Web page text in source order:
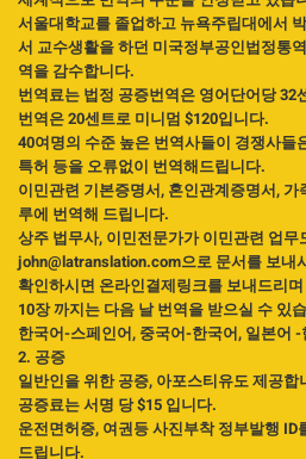
서울대학교를 졸업하고 뉴욕주립대에서
서 교수생활을 하던 미국정부공인법정통
역을 감수합니다.
번역료는 법정 공증번역은 영어단어당 32
번역은 20센트로 미니멈 $120입니다.
40여명의 수준 높은 번역사들이 경쟁사들
특허 등을 오류없이 번역해드립니다.
이민관련 기본증명서, 혼인관계증명서,
루에 번역해 드립니다.
상주 법무사, 이민전문가가 이민관련 업무
john@latranslation.com으로 문서를 보내
확인하시면 온라인결제링크를 보내드리
10장 까지는 다음 날 번역을 받으실 수 있
한국어-스페인어, 중국어-한국어, 일본어
2. 공증
일반인을 위한 공증, 아포스티유도 제공합
공증료는 서명 당 $15 입니다.
운전면허증, 여권등 사진부착 정부발행
드립니다.